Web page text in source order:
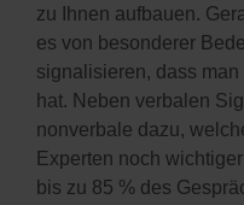
zu Ihnen aufbauen.
es von besonderer
signalisieren, dass
hat. Neben verbalen
nonverbale dazu,
Experten noch
bis zu 85 % des